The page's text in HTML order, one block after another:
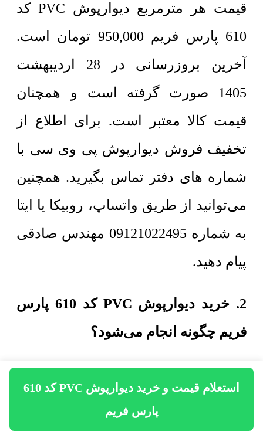
استعلام قیمت و خرید دیوارپوش PVC کد 610
پارس فریم
قیمت هر مترمربع
دیوارپوش PVC کد
610 پارس فریم
950,000 تومان است.
آخرین بروزرسانی در 28 اردیبهشت
1405 صورت گرفته است و همچنان
قیمت کالا معتبر است. برای اطلاع از
تخفیف فروش دیوارپوش پی وی سی با
شماره های دفتر تماس بگیرید. همچنین
می‌توانید از طریق واتساپ، روبیکا یا ایتا
به شماره 09121022495 مهندس صادقی
پیام دهید.
2. خرید دیوارپوش PVC کد 610 پارس
فریم چگونه انجام می‌شود؟
فریم لازم است مقادیر مورد نیاز
دیوارپوش پی وی سی، نام خریدار و